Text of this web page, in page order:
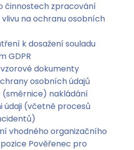
činnostech zpracování
vlivu na ochranu osobních
k dosažení souladu
GDPR
dokumenty
osobních údajů
(směrnice) nakládání
údaji (včetně procesů
vhodného organizačního
Pověřenec pro